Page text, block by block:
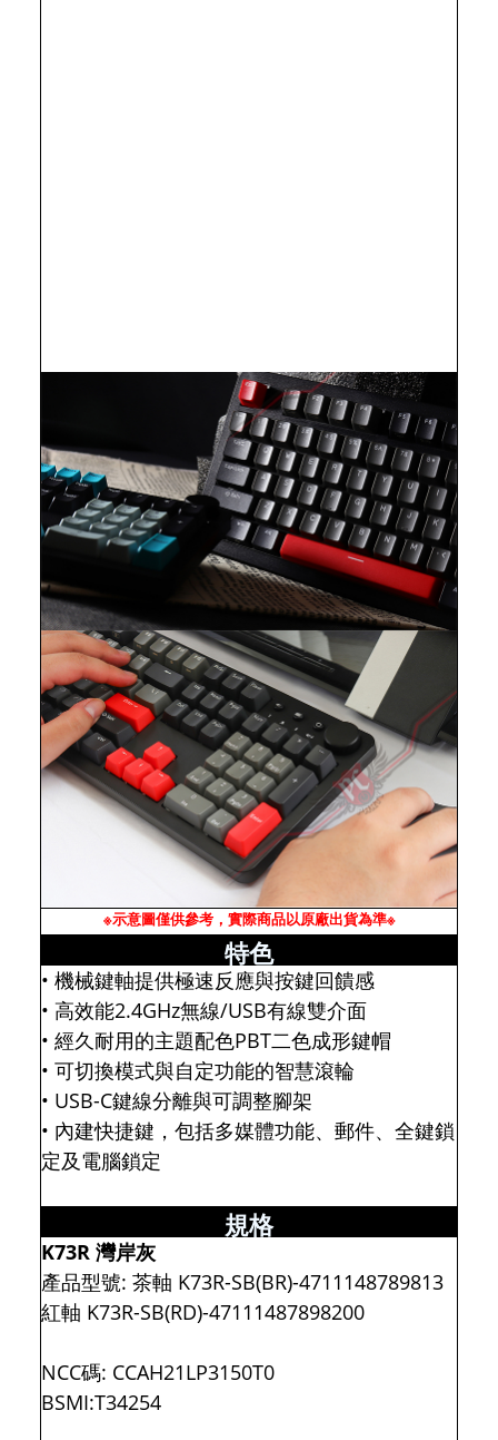
※示意圖僅供參考，實際商品以原廠出貨為準※
特色
• 機械鍵軸提供極速反應與按鍵回饋感
• 高效能2.4GHz無線/USB有線雙介面
• 經久耐用的主題配色PBT二色成形鍵帽
• 可切換模式與自定功能的智慧滾輪
• USB-C鍵線分離與可調整腳架
• 內建快捷鍵，包括多媒體功能、郵件、全鍵鎖
定及電腦鎖定
規格
K73R 灣岸灰
產品型號: 茶軸 K73R-SB(BR)-4711148789813
紅軸 K73R-SB(RD)-47111487898200
NCC碼: CCAH21LP3150T0
BSMI:T34254